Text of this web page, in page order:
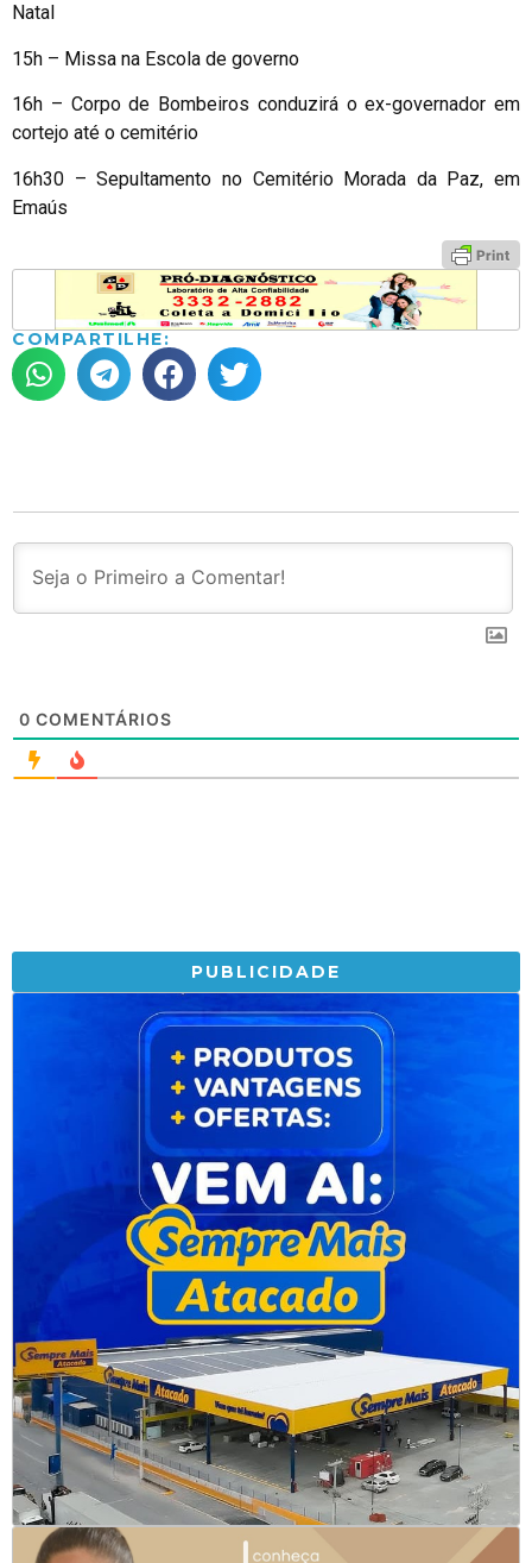
Natal
15h – Missa na Escola de governo
16h – Corpo de Bombeiros conduzirá o ex-governador em
cortejo até o cemitério
16h30 – Sepultamento no Cemitério Morada da Paz, em
Emaús
COMPARTILHE:
0 COMENTÁRIOS
PUBLICIDADE